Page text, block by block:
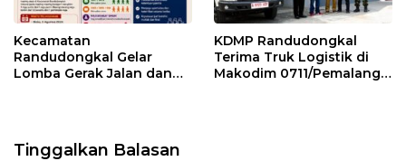
Kecamatan
Randudongkal Gelar
Lomba Gerak Jalan dan
KDMP Randudongkal
Terima Truk Logistik di
Makodim 0711/Pemalang
Tinggalkan Balasan